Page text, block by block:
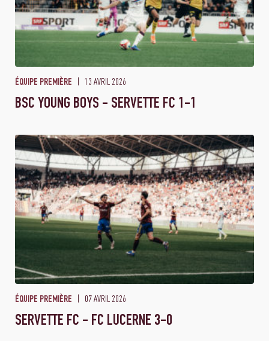
ÉQUIPE PREMIÈRE 13 AVRIL 2026
BSC YOUNG BOYS - SERVETTE FC 1-1
ÉQUIPE PREMIÈRE 07 AVRIL 2026
SERVETTE FC - FC LUCERNE 3-0